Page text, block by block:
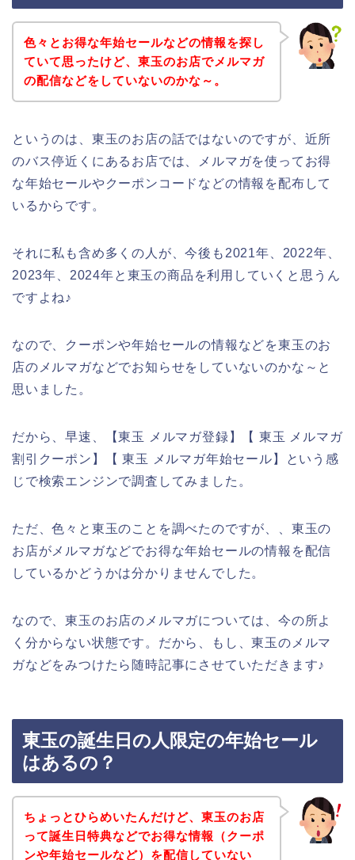
色々とお得な年始セールなどの情報を探し
ていて思ったけど、東玉のお店でメルマガ
の配信などをしていないのかな～。
というのは、東玉のお店の話ではないのですが、近所
のバス停近くにあるお店では、メルマガを使ってお得
な年始セールやクーポンコードなどの情報を配布して
いるからです。
それに私も含め多くの人が、今後も2021年、2022年、
2023年、2024年と東玉の商品を利用していくと思うん
ですよね♪
なので、クーポンや年始セールの情報などを東玉のお
店のメルマガなどでお知らせをしていないのかな～と
思いました。
だから、早速、【東玉 メルマガ登録】【 東玉 メルマガ
割引クーポン】【 東玉 メルマガ年始セール】という感
じで検索エンジンで調査してみました。
ただ、色々と東玉のことを調べたのですが、、東玉の
お店がメルマガなどでお得な年始セールの情報を配信
しているかどうかは分かりませんでした。
なので、東玉のお店のメルマガについては、今の所よ
く分からない状態です。だから、もし、東玉のメルマ
ガなどをみつけたら随時記事にさせていただきます♪
東玉の誕生日の人限定の年始セール
はあるの？
ちょっとひらめいたんだけど、東玉のお店
って誕生日特典などでお得な情報（クーポ
ンや年始セールなど）を配信していない